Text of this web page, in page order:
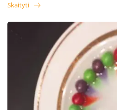
Skaityti